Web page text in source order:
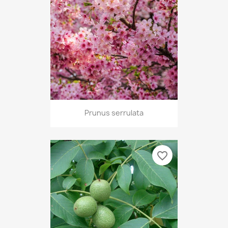
Prunus serrulata
favorite_border